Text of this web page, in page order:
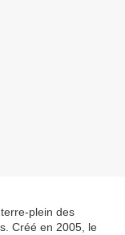
plein des
Créé en 2005, le